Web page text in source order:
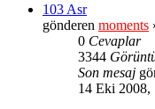
103 Asr
gönderen moments
0 Cevaplar
3344
Son mesaj
14 Eki 2008,